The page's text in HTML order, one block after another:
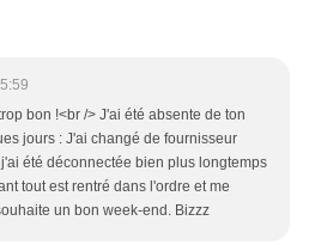
bon !<br /> J'ai été absente de ton
jours : J'ai changé de fournisseur
été déconnectée bien plus longtemps
tout est rentré dans l'ordre et me
un bon week-end. Bizzz